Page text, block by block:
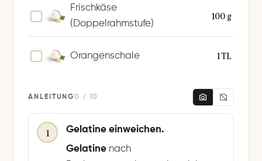
100 g
Frischkäse
(Doppelrahmstufe)
1 TL
Orangenschale
ANLEITUNG0 / 10
1
Gelatine einweichen.
Gelatine nach